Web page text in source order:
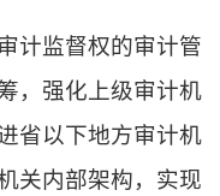
计监督权的审计管
，强化上级审计机
省以下地方审计机
关内部架构，实现